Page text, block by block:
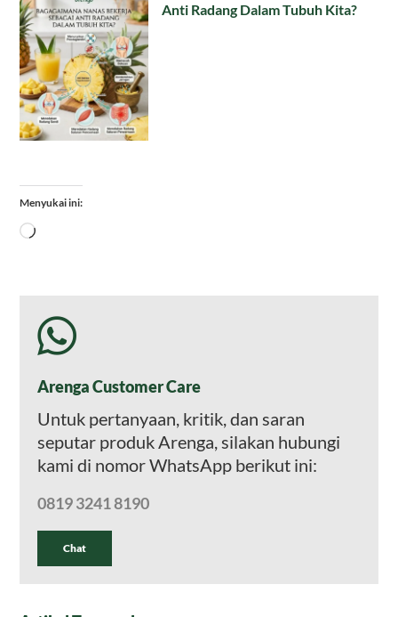
Anti Radang Dalam Tubuh Kita?
Menyukai ini:
Memuat...
Arenga Customer Care
Untuk pertanyaan, kritik, dan saran
seputar produk Arenga, silakan hubungi
kami di nomor WhatsApp berikut ini:
0819 3241 8190
Chat